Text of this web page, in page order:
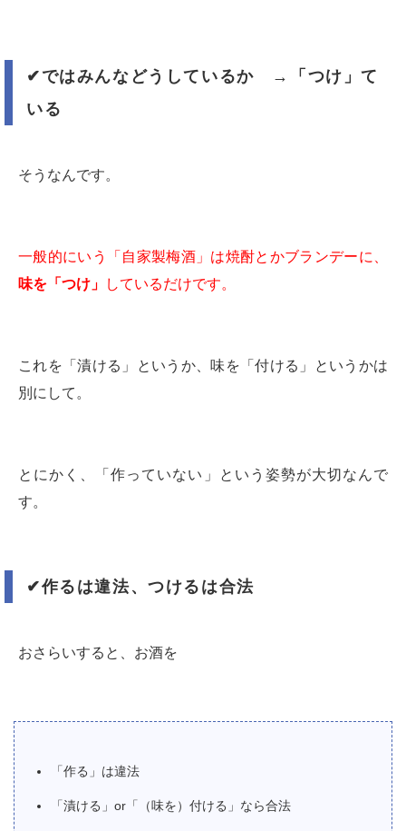
✔︎ ではみんなどうしているか →「つけ」て
いる
そうなんです。
一般的にいう「自家製梅酒」は焼酎とかブランデーに、
味を「つけ」
しているだけです。
これを「漬ける」というか、味を「付ける」というかは
別にして。
とにかく、「作っていない」という姿勢が大切なんで
す。
✔︎作るは違法、つけるは合法
おさらいすると、お酒を
「作る」は違法
「漬ける」or「（味を）付ける」なら合法